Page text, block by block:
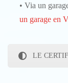
• Via un
un garage en
LE